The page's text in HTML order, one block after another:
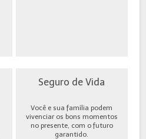
Seguro de Vida
Você e sua família podem
vivenciar os bons momentos
no presente, com o futuro
garantido.